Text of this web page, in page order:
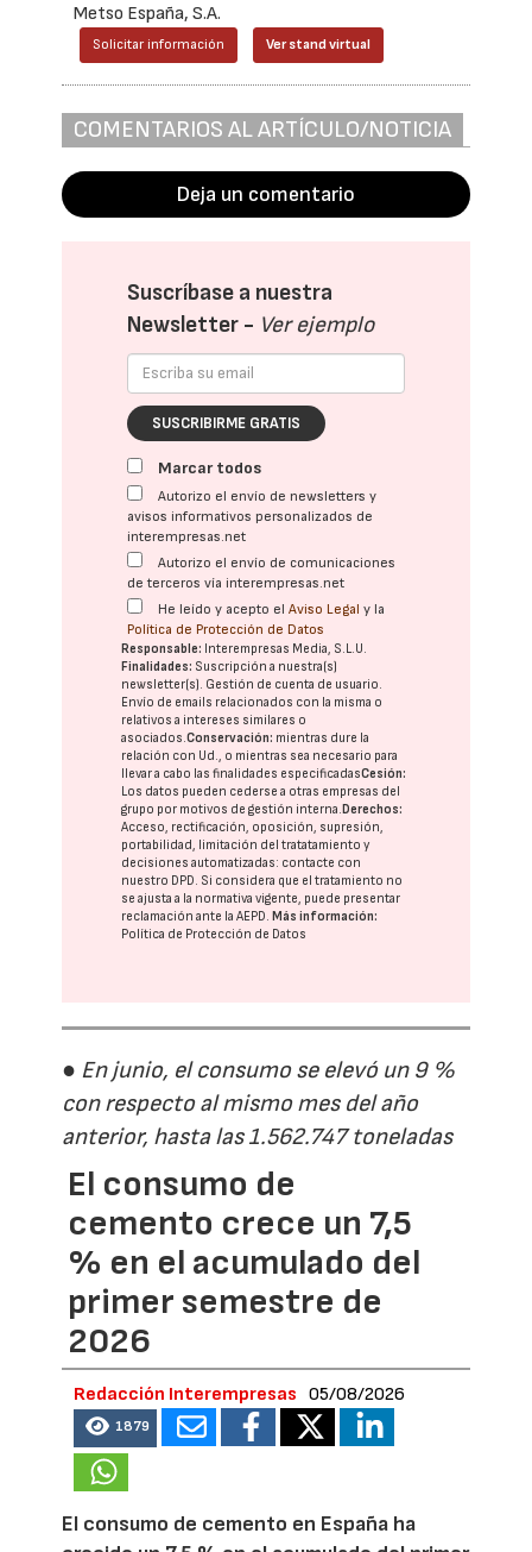
Metso España, S.A.
Solicitar información Ver stand virtual
COMENTARIOS AL ARTÍCULO/NOTICIA
Deja un comentario
Suscríbase a nuestra
Newsletter - Ver ejemplo
SUSCRIBIRME GRATIS
Marcar todos
Autorizo el envío de newsletters y
avisos informativos personalizados de
interempresas.net
Autorizo el envío de comunicaciones
de terceros vía interempresas.net
He leído y acepto elAviso Legal y la
Política de Protección de Datos
Responsable: Interempresas Media, S.L.U.
Finalidades: Suscripción a nuestra(s)
newsletter(s). Gestión de cuenta de usuario.
Envío de emails relacionados con la misma o
relativos a intereses similares o
asociados.Conservación: mientras dure la
relación con Ud., o mientras sea necesario para
llevar a cabo las finalidades especificadasCesión:
Los datos pueden cederse a otras empresas del
grupo por motivos de gestión interna.Derechos:
Acceso, rectificación, oposición, supresión,
portabilidad, limitación del tratatamiento y
decisiones automatizadas: contacte con
nuestro DPD. Si considera que el tratamiento no
se ajusta a la normativa vigente, puede presentar
reclamación ante laAEPD.Más información:
Política de Protección de Datos
● En junio, el consumo se elevó un 9 %
con respecto al mismo mes del año
anterior, hasta las 1.562.747 toneladas
El consumo de
cemento crece un 7,5
% en el acumulado del
primer semestre de
2026
Redacción Interempresas 05/08/2026
1879
El consumo de cemento en España ha